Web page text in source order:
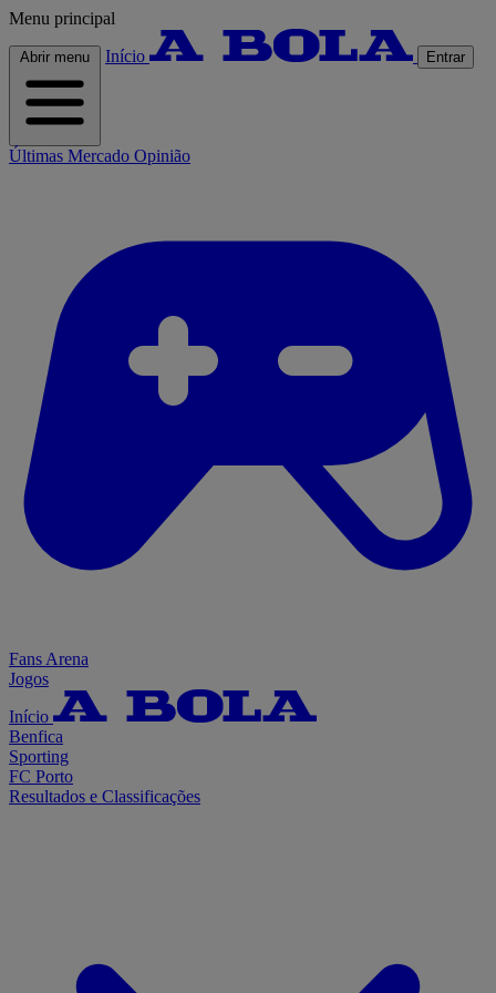
Menu principal
Abrir menu Início Entrar
Últimas Mercado Opinião
Fans Arena
Jogos
Início
Benfica
Sporting
FC Porto
Resultados e Classificações